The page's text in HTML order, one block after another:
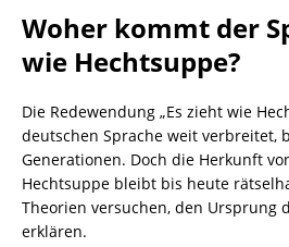
Woher kommt der
wie Hechtsuppe?
Die Redewendung „Es zieht wie
deutschen Sprache weit verbreitet,
Generationen. Doch die Herkunft
Hechtsuppe bleibt bis heute
Theorien versuchen, den Ursprung
erklären.